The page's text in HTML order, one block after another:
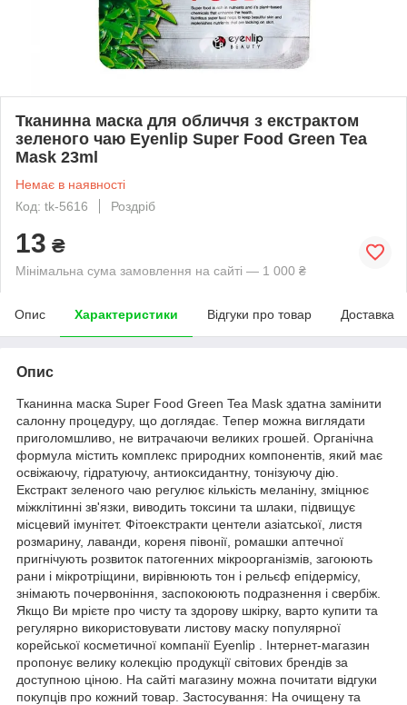
Тканинна маска для обличчя з екстрактом
зеленого чаю Eyenlip Super Food Green Tea
Mask 23ml
Немає в наявності
Код: tk-5616
Роздріб
13 ₴
Мінімальна сума замовлення на сайті — 1 000 ₴
Опис Характеристики Відгуки про товар Доставка
Опис
Тканинна маска Super Food Green Tea Mask здатна замінити
салонну процедуру, що доглядає. Тепер можна виглядати
приголомшливо, не витрачаючи великих грошей. Органічна
формула містить комплекс природних компонентів, який має
освіжаючу, гідратуючу, антиоксидантну, тонізуючу дію.
Екстракт зеленого чаю регулює кількість меланіну, зміцнює
міжклітинні зв'язки, виводить токсини та шлаки, підвищує
місцевий імунітет. Фітоекстракти центели азіатської, листя
розмарину, лаванди, кореня півонії, ромашки аптечної
пригнічують розвиток патогенних мікроорганізмів, загоюють
рани і мікротріщини, вирівнюють тон і рельєф епідермісу,
знімають почервоніння, заспокоюють подразнення і свербіж.
Якщо Ви мрієте про чисту та здорову шкірку, варто купити та
регулярно використовувати листову маску популярної
корейської косметичної компанії Eyenlip . Інтернет-магазин
пропонує велику колекцію продукції світових брендів за
доступною ціною. На сайті магазину можна почитати відгуки
покупців про кожний товар. Застосування: На очищену та